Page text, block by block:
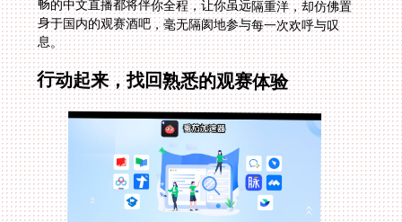
息。
行动起来，找回熟悉的观赛体验